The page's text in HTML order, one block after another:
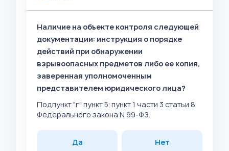
Наличие на объекте контроля следующей
документации: инструкция о порядке
действий при обнаружении
взрывоопасных предметов либо ее копия,
заверенная уполномоченным
представителем юридического лица?
Подпункт "г" пункт 5; пункт 1 части 3 статьи 8
Федерального закона N 99-ФЗ.
Да Нет